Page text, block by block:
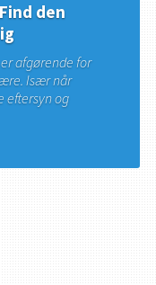
den
afgørende for
Især når
og